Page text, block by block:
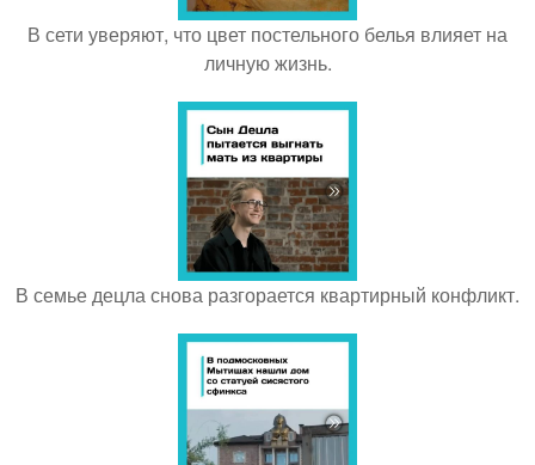
В сети уверяют, что цвет постельного белья влияет на
личную жизнь.
В семье децла снова разгорается квартирный конфликт.